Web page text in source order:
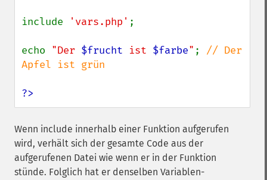
include 'vars.php' ;
echo "Der $frucht ist $farbe" ; // Der
Apfel ist grün
?>
Wenn include innerhalb einer Funktion aufgerufen
wird, verhält sich der gesamte Code aus der
aufgerufenen Datei wie wenn er in der Funktion
stünde. Folglich hat er denselben Variablen-